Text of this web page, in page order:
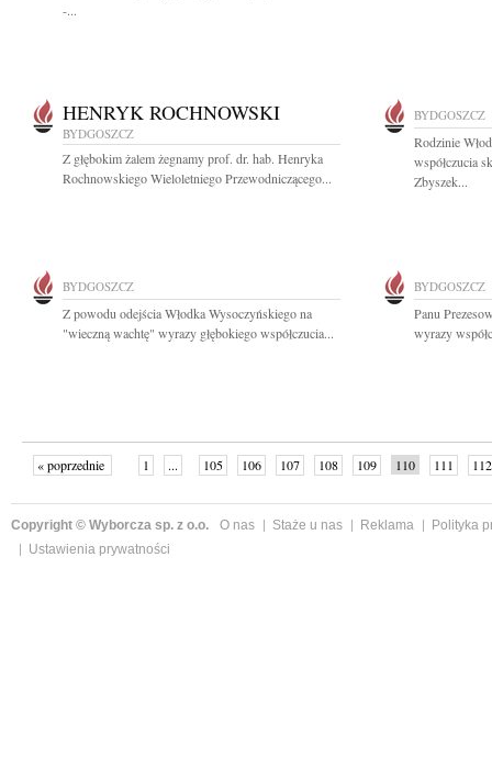
-...
HENRYK ROCHNOWSKI
BYDGOSZCZ
Z głębokim żalem żegnamy prof. dr. hab. Henryka
Rochnowskiego Wieloletniego Przewodniczącego...
BYDGOSZCZ
Rodzinie
współczucia
Zbyszek...
BYDGOSZCZ
Z powodu odejścia Włodka Wysoczyńskiego na
"wieczną wachtę" wyrazy głębokiego współczucia...
BYDGOSZCZ
Panu
wyrazy
« poprzednie 1 ... 105 106 107 108 109 110 111
112
Copyright © Wyborcza sp. z o.o. O nas Staże u nas Reklama
Polityka
Ustawienia prywatności